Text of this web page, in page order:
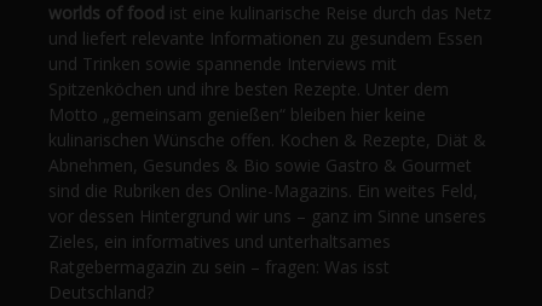
worlds of food ist eine kulinarische Reise durch das Netz
und liefert relevante Informationen zu gesundem Essen
und Trinken sowie spannende Interviews mit
Spitzenköchen und ihre besten Rezepte. Unter dem
Motto „gemeinsam genießen“ bleiben hier keine
kulinarischen Wünsche offen. Kochen & Rezepte, Diät &
Abnehmen, Gesundes & Bio sowie Gastro & Gourmet
sind die Rubriken des Online-Magazins. Ein weites Feld,
vor dessen Hintergrund wir uns – ganz im Sinne unseres
Zieles, ein informatives und unterhaltsames
Ratgebermagazin zu sein – fragen: Was isst
Deutschland?